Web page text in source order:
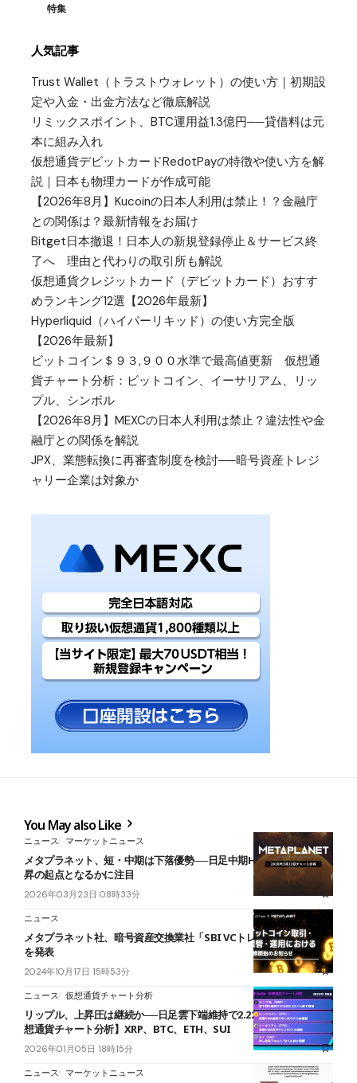
特集
人気記事
Trust Wallet（トラストウォレット）の使い方｜初期設
定や入金・出金方法など徹底解説
リミックスポイント、BTC運用益1.3億円──貸借料は元
本に組み入れ
仮想通貨デビットカードRedotPayの特徴や使い方を解
説｜日本も物理カードが作成可能
【2026年8月】Kucoinの日本人利用は禁止！？金融庁
との関係は？最新情報をお届け
Bitget日本撤退！日本人の新規登録停止＆サービス終
了へ 理由と代わりの取引所も解説
仮想通貨クレジットカード（デビットカード）おすす
めランキング12選【2026年最新】
Hyperliquid（ハイパーリキッド）の使い方完全版
【2026年最新】
ビットコイン＄９３,９００水準で最高値更新 仮想通
貨チャート分析：ビットコイン、イーサリアム、リッ
プル、シンボル
【2026年8月】MEXCの日本人利用は禁止？違法性や金
融庁との関係を解説
JPX、業態転換に再審査制度を検討──暗号資産トレジ
ャリー企業は対象か
You May also Like
ニュース マーケットニュース
メタプラネット、短・中期は下落優勢──日足中期HMA維持で長期上
昇の起点となるかに注目
2026年03月23日 08時33分
ニュース
メタプラネット社、暗号資産交換業社「SBI VCトレード」との提携
を発表
2024年10月17日 15時53分
ニュース 仮想通貨チャート分析
リップル、上昇圧は継続か──日足雲下端維持で2.22ドルが視野【仮
想通貨チャート分析】XRP、BTC、ETH、SUI
2026年01月05日 18時15分
ニュース マーケットニュース